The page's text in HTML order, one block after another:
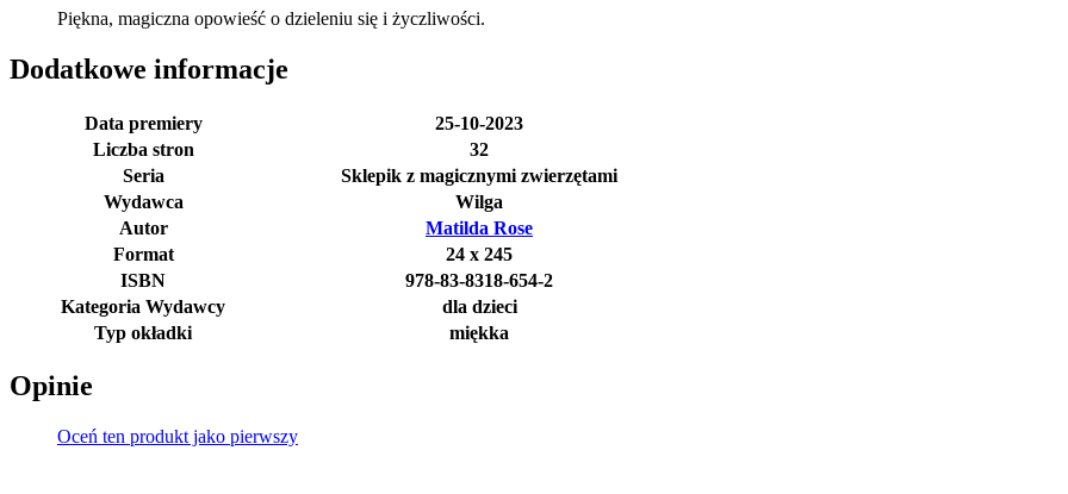
Piękna, magiczna opowieść o dzieleniu się i życzliwości.
Dodatkowe informacje
Data premiery
25-10-2023
Liczba stron
32
Seria
Sklepik z magicznymi zwierzętami
Wydawca
Wilga
Autor
Matilda Rose
Format
24 x 245
ISBN
978-83-8318-654-2
Kategoria Wydawcy
dla dzieci
Typ okładki
miękka
Opinie
Oceń ten produkt jako pierwszy